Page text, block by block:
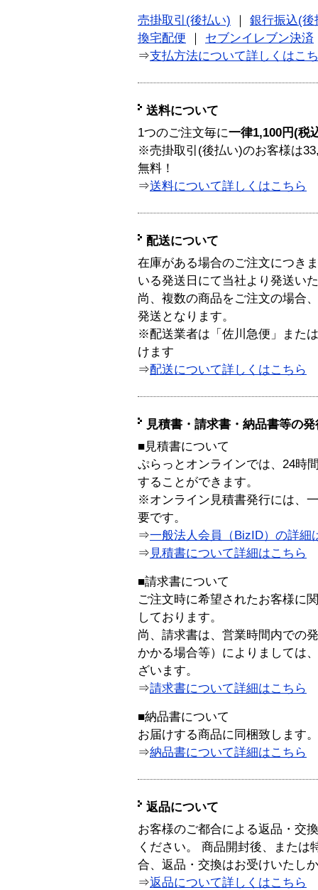
売掛取引(後払い)
銀行振込(後
換宅配便
セブンイレブン決済
⇒支払方法について詳しくはこ
送料について
1つのご注文毎に一律1,100円(税
※売掛取引(後払い)のお客様は
無料！
⇒送料について詳しくはこちら
配送について
在庫がある場合のご注文につき
いる発送日にて当社より発送い
尚、複数の商品をご注文の場合
発送となります。
※配送業者は「佐川急便」また
けます
⇒配送について詳しくはこちら
見積書・請求書・納品書等の
■見積書について
ぷらっとオンラインでは、24時
することができます。
※オンライン見積書発行には、
要です。
⇒一般法人会員（BizID）の詳細
⇒ 見積書について詳細はこちら
■請求書について
ご注文時に希望されたお客様に
しております。
尚、請求書は、営業時間内での
かかる場合等）によりましては
ざいます。
⇒請求書について詳細はこちら
■納品書について
お届けする商品に同梱致します。
⇒納品書について詳細はこちら
返品について
お客様のご都合による返品・交
ください。 商品開封後、または
合、返品・交換はお受けいたし
⇒返品について詳しくはこちら